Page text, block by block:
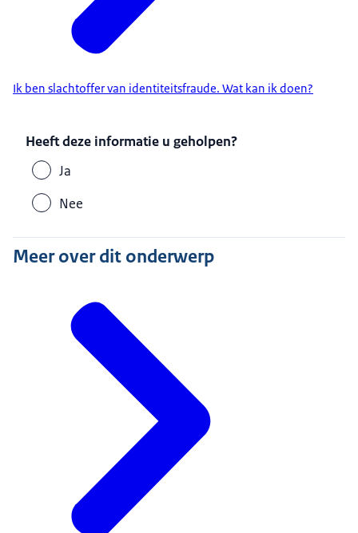
Ik ben slachtoffer van identiteitsfraude. Wat kan ik doen?
Heeft deze informatie u geholpen?
Ja
Nee
Meer over dit onderwerp